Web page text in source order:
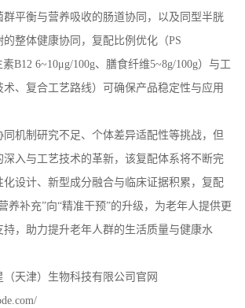
群平衡与营养吸收的肠道协同，以及同型半胱
整体健康协同，复配比例优化（PS
素B12 6~10μg/100g、膳食纤维5~8g/100g）与工
、复合工艺路线）可确保产品稳定性与应用
同机制研究不足、个体差异适配性等挑战，但
深入与工艺技术的革新，该复配体系将不断完
设计、新型成分融合与临床证据积累，复配
养补充”向“精准干预”的升级，为老年人提供更
，助力提升老年人群的生活质量与健康水
天津）生物科技有限公司官网